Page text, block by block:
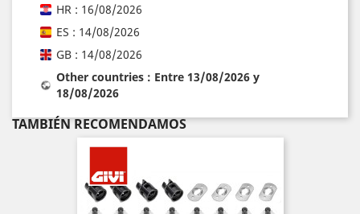
HR : 16/08/2026
ES : 14/08/2026
GB : 14/08/2026
Other countries : Entre 13/08/2026 y
18/08/2026
TAMBIÉN RECOMENDAMOS